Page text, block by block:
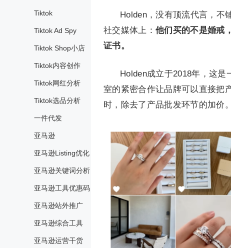
Tiktok
Tiktok Ad Spy
Tiktok Shop小店
Tiktok内容创作
Tiktok网红分析
Tiktok选品分析
一件代发
亚马逊
亚马逊Listing优化
亚马逊关键词分析
亚马逊工具优惠码
亚马逊站外推广
亚马逊综合工具
亚马逊运营干货
Holden，没有顶流代言，不
社交媒体上： 他们买的不是婚戒
证书。
Holden成立于2018年，这
室的紧密合作让品牌可以直接把
时，除去了产品批发环节的加价。